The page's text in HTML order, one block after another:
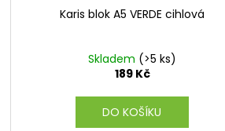
Karis blok A5 VERDE cihlová
Skladem (>5 ks)
189 Kč
DO KOŠÍKU